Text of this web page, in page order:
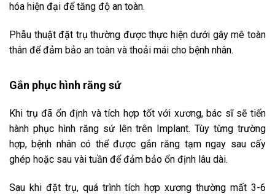
hóa hiện đại để tăng độ an toàn.
Phẫu thuật đặt trụ thường được thực hiện dưới gây mê toàn
thân để đảm bảo an toàn và thoải mái cho bệnh nhân.
Gắn phục hình răng sứ
Khi trụ đã ổn định và tích hợp tốt với xương, bác sĩ sẽ tiến
hành phục hình răng sứ lên trên Implant. Tùy từng trường
hợp, bệnh nhân có thể được gắn răng tạm ngay sau cấy
ghép hoặc sau vài tuần để đảm bảo ổn định lâu dài.
Sau khi đặt trụ, quá trình tích hợp xương thường mất 3-6